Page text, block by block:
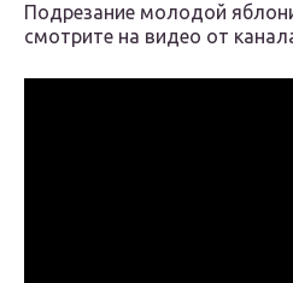
Подрезание молодой
смотрите на видео от